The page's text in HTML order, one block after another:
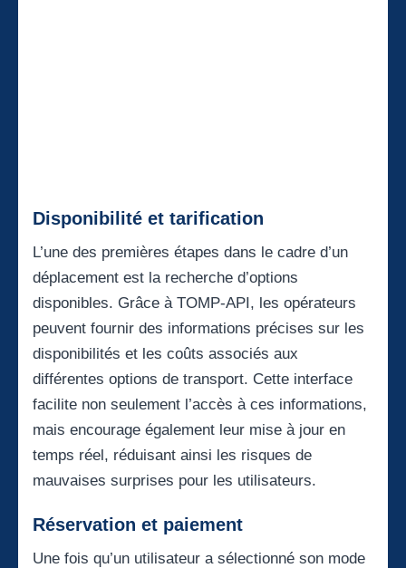
Disponibilité et tarification
L’une des premières étapes dans le cadre d’un
déplacement est la recherche d’options
disponibles. Grâce à TOMP-API, les opérateurs
peuvent fournir des informations précises sur les
disponibilités et les coûts associés aux
différentes options de transport. Cette interface
facilite non seulement l’accès à ces informations,
mais encourage également leur mise à jour en
temps réel, réduisant ainsi les risques de
mauvaises surprises pour les utilisateurs.
Réservation et paiement
Une fois qu’un utilisateur a sélectionné son mode